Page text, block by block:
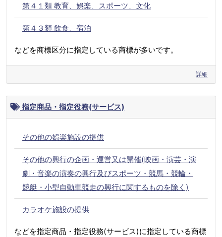
第４１類 教育、娯楽、スポーツ、文化
第４３類 飲食、宿泊
などを商標区分に指定している商標が多いです。
詳細
指定商品・指定役務(サービス)
その他の娯楽施設の提供
その他の興行の企画・運営又は開催(映画・演芸・演
劇・音楽の演奏の興行及びスポーツ・競馬・競輪・
競艇・小型自動車競走の興行に関するものを除く)
カラオケ施設の提供
などを指定商品・指定役務(サービス)に指定している商標